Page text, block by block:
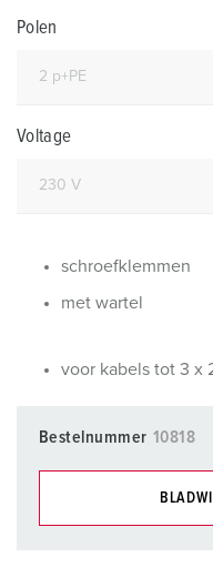
Polen
Voltage
schroefklemmen
met wartel
voor kabels tot 3 x
Bestelnummer 10818